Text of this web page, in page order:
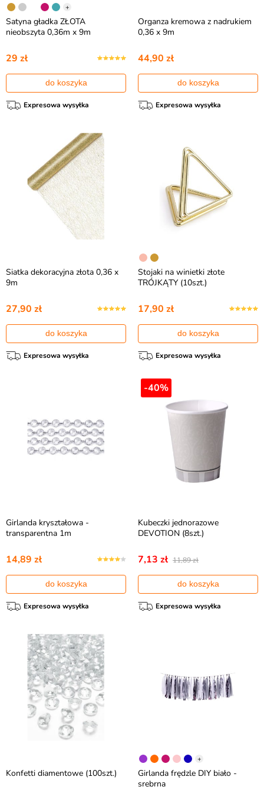
+
Satyna gładka ZŁOTA
nieobszyta 0,36m x 9m
29 zł
do koszyka
Expresowa wysyłka
Organza kremowa z nadrukiem
0,36 x 9m
44,90 zł
do koszyka
Expresowa wysyłka
Siatka dekoracyjna złota 0,36 x
9m
27,90 zł
do koszyka
Expresowa wysyłka
Stojaki na winietki złote
TRÓJKĄTY (10szt.)
17,90 zł
do koszyka
Expresowa wysyłka
Girlanda kryształowa -
transparentna 1m
14,89 zł
do koszyka
Expresowa wysyłka
-40%
Kubeczki jednorazowe
DEVOTION (8szt.)
7,13 zł 11,89 zł
do koszyka
Expresowa wysyłka
Konfetti diamentowe (100szt.)
+
Girlanda frędzle DIY biało -
srebrna